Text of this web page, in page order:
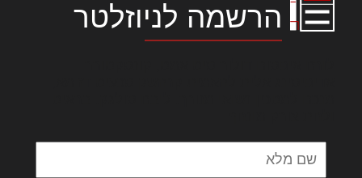
הרשמה לניוזלטר